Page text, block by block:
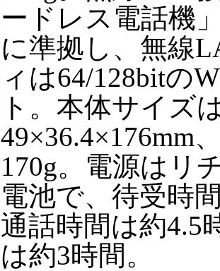
ードレス電話機
に準拠し、無線
ィは64/128bitの
ト。本体サイズ
49×36.4×176mm
170g。電源はリ
電池で、待受時
通話時間は約4.5
は約3時間。